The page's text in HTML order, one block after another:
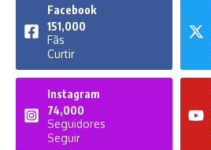
Facebook
151,000
Fãs
Curtir
Instagram
74,000
Seguidores
Seguir